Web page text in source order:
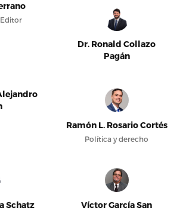
Dr. Ronald Collazo
Pagán
Ramón L. Rosario Cortés
Política y derecho
Schatz
Víctor García San